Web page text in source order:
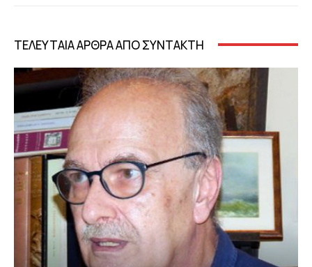
ΤΕΛΕΥΤΑΙΑ ΑΡΘΡΑ ΑΠΟ ΣΥΝΤΑΚΤΗ